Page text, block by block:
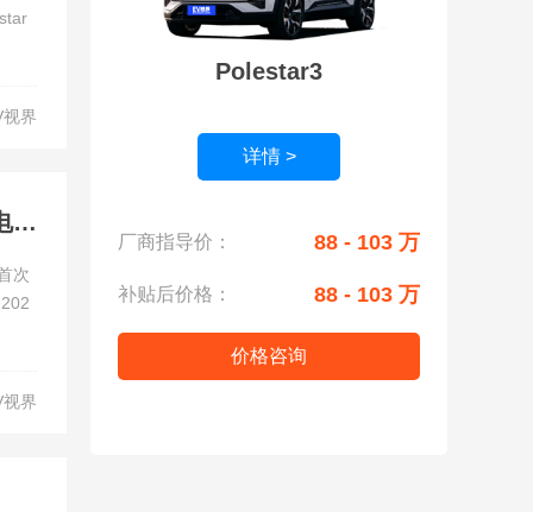
界
高性能纯电动4门GT轿跑极星5，将搭载极星全新自研的纯电动力系统
次
界
Polestar3
详情 >
厂商指导价： 88 - 103 万
补贴后价格： 88 - 103 万
价格咨询